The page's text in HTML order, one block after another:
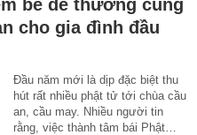
bé dễ thương cùng
cho gia đình đầu
Đầu năm mới là dịp đặc biệt thu
hút rất nhiều phật tử tới chùa cầu
an, cầu may. Nhiều người tin
rằng, việc thành tâm bái Phật…